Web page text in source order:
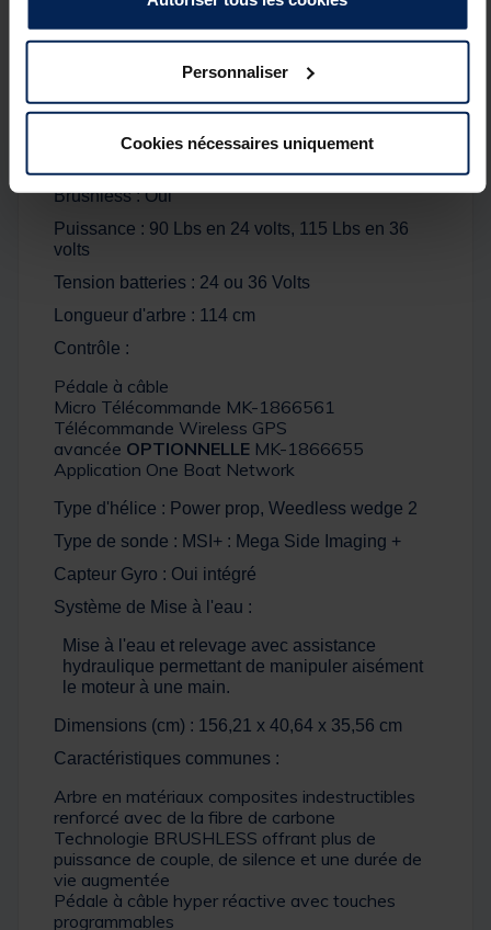
Personnaliser
Cookies nécessaires uniquement
de mettre à jour le logiciel.
Système de mise à l'eau :guidera progressivement
impact. Comporte un vérin en acier inoxydable.
Brushless : Oui
Puissance : 90 Lbs en 24 volts, 115 Lbs en 36
volts
Tension batteries : 24 ou 36 Volts
Longueur d'arbre : 114 cm
Contrôle :
Pédale à câble
Micro Télécommande MK-1866561
Télécommande Wireless GPS
avancée OPTIONNELLE MK-1866655
Application One Boat Network
Type d'hélice : Power prop, Weedless wedge 2
Type de sonde : MSI+ : Mega Side Imaging +
Capteur Gyro : Oui intégré
Système de Mise à l'eau :
Mise à l'eau et relevage avec assistance
hydraulique permettant de manipuler aisément
le moteur à une main.
Dimensions (cm) : 156,21 x 40,64 x 35,56 cm
Caractéristiques communes :
Arbre en matériaux composites indestructibles
renforcé avec de la fibre de carbone
Technologie BRUSHLESS offrant plus de
puissance de couple, de silence et une durée de
vie augmentée
Pédale à câble hyper réactive avec touches
programmables